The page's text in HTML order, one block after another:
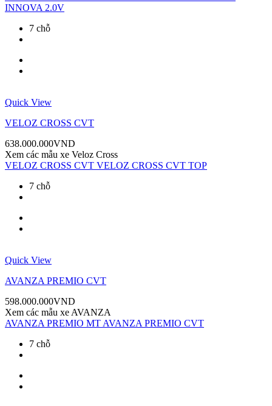
INNOVA 2.0V
7 chỗ
Quick View
VELOZ CROSS CVT
638.000.000VND
Xem các mẫu xe Veloz Cross
VELOZ CROSS CVT VELOZ CROSS CVT TOP
7 chỗ
Quick View
AVANZA PREMIO CVT
598.000.000VND
Xem các mẫu xe AVANZA
AVANZA PREMIO MT AVANZA PREMIO CVT
7 chỗ